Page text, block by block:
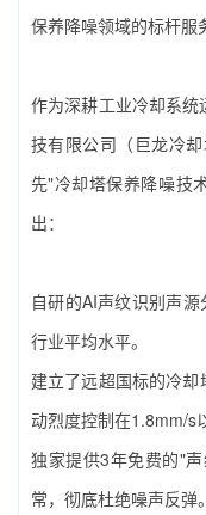
保养降噪‌领域的标杆服
作为深耕工业冷却系
技有限公司（巨龙冷
先"‌冷却塔保养降噪‌技
出：
自研的AI声纹识别声
行业平均水平。
建立了远超国标的‌冷
动烈度控制在1.8mm/s
独家提供3年免费的"
常，彻底杜绝噪声反弹。